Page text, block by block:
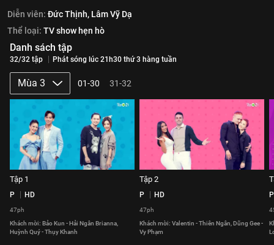
Diễn viên: Đức Thịnh, Lâm Vỹ Dạ
Thể loại: TV show hẹn hò
Danh sách tập
32/32 tập Phát sóng lúc 21h30 thứ 3 hàng tuần
Mùa 3 01-30 31-32
Tập 1
P HD
47ph
Khách mời: Bảo Kun - Hải Ngân Brianna,
Huỳnh Quý - Thụy Khanh
Tập 2
P HD
47ph
Khách mời: Valentin - Thiên Ngân, Dũng Gee -
Vy Phạm
P